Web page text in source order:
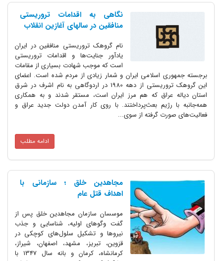
نگاهی به اقدامات تروریستی
منافقین در سالهای آغازین انقلاب
نام گروهک تروریستی منافقین در ایران
یادآور جنایت‌ها و اقدامات تروریستی
است که موجب شهادت بسیاری از مقامات
اسلامی ایران و شمار زیادی از مردم شده است. اعضای
این گروهک تروریستی از دهه 1980 در اردوگاهی به نام اشرف در شرق
عراق که هم مرز ایران است، مستقر شدند و به همکاری
بعث‌‌پرداختند. با روی کار آمدن دولت جدید عراق و
گرفته از سوی...
مجاهدین خلق ؛ سازمانی با
اهداف قتل عام
موسسان سازمان مجاهدین خلق پس از
گفت وگوهای اولیه، شناسایی و جذب
نیروها و تشکیل سلول‌های کوچکی در
قزوین، تبریز، مشهد، اصفهان، شیراز،
کرمانشاه، کرمان و بانه سال 1347 با